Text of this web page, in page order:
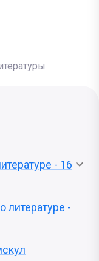
- 16
литературе -